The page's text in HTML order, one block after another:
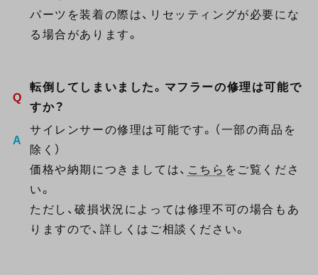
パーツを装着の際は、リセッティングが必要にな
る場合があります。
転倒してしまいました。マフラーの修理は可能で
すか？
サイレンサーの修理は可能です。（一部の商品を
除く）
価格や納期につきましては、 こちら をご覧くださ
い。
ただし、破損状況によっては修理不可の場合もあ
りますので、詳しくはご相談ください。